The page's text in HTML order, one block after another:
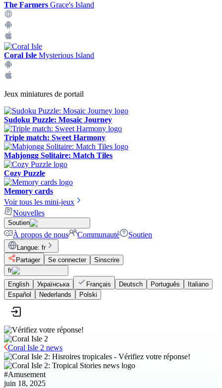
The Farmers Grace's Island
Coral Isle Mysterious Island
Jeux miniatures de portail
Sudoku Puzzle: Mosaic Journey
Triple match: Sweet Harmony
Mahjongg Solitaire: Match Tiles
Cozy Puzzle
Memory cards
Voir tous les mini-jeux
Nouvelles
Soutien
À propos de nous Communauté Soutien
Langue: fr
Partager
Se connecter
Sinscrire
fr
English
Українська Français Deutsch Português
Italiano
Español
Nederlands Polski
Coral Isle 2 news
#Amusement
juin 18, 2025